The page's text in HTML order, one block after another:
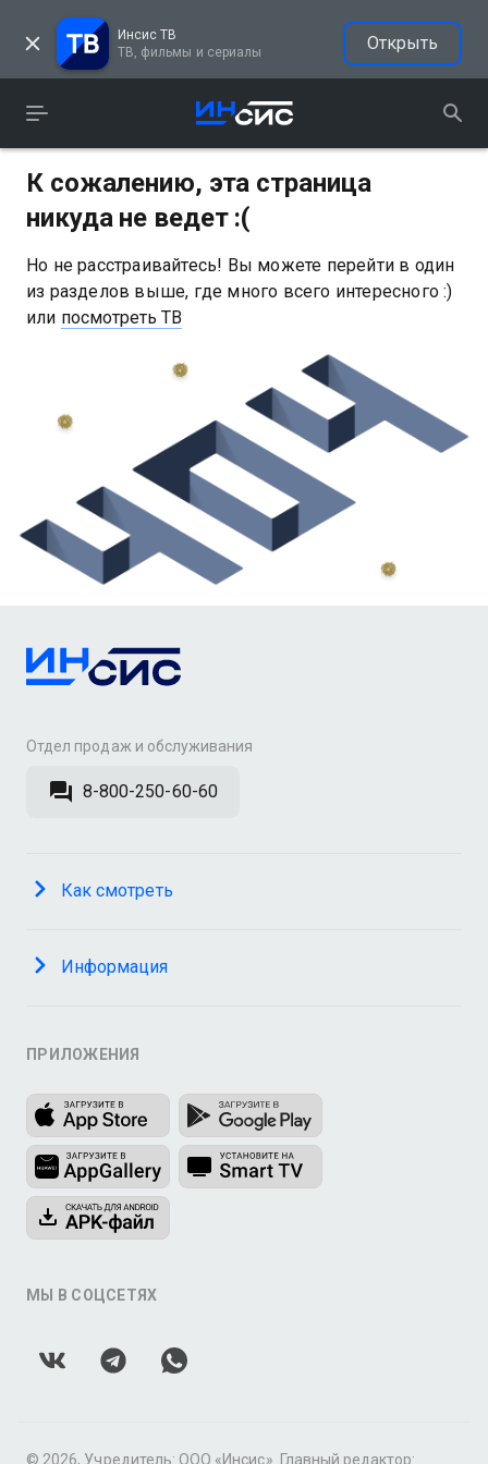
Инсис ТВ
ТВ, фильмы и сериалы
Открыть
К сожалению, эта страница
никуда не ведет :(
Но не расстраивайтесь! Вы можете перейти в один
из разделов выше, где много всего интересного :)
или посмотреть ТВ
Отдел продаж и обслуживания
8-800-250-60-60
Как смотреть
Информация
ПРИЛОЖЕНИЯ
МЫ В СОЦСЕТЯХ
© 2026, Учредитель: ООО «Инсис». Главный редактор: